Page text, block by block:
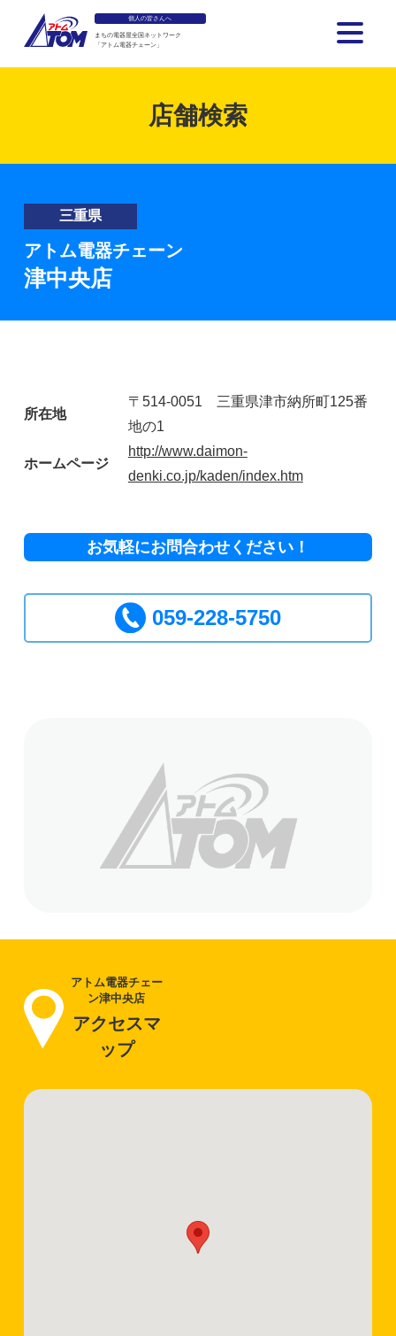
個人の皆さんへ
まちの電器屋全国ネットワーク
「アトム電器チェーン」
店舗検索
三重県
アトム電器チェーン
津中央店
所在地
〒514-0051 三重県津市納所町125番
地の1
ホームページ
http://www.daimon-
denki.co.jp/kaden/index.htm
お気軽にお問合わせください！
059-228-5750
アトム電器チェー
ン津中央店
アクセスマ
ップ